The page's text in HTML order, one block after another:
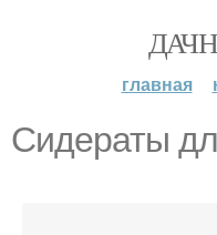
главная
Сидераты